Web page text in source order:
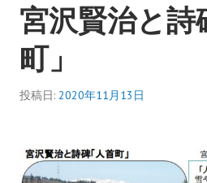
宮沢賢治と詩
町」
投稿日: 2020年11月13日